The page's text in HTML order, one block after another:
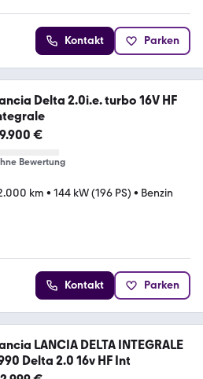
Kontakt Parken
Delta 2.0i.e. turbo 16V HF
€
Bewertung
km • 144 kW (196 PS) • Benzin
Kontakt Parken
LANCIA DELTA INTEGRALE
Delta 2.0 16v HF Int